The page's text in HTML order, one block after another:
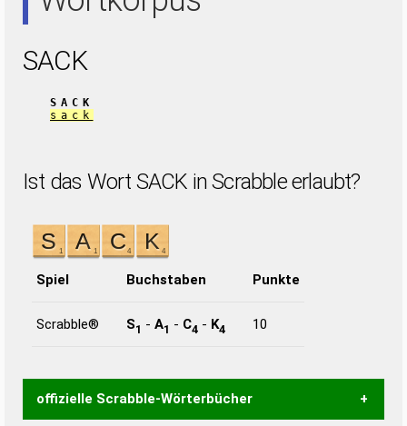
SACK
SACK
sack
Ist das Wort SACK in Scrabble erlaubt?
Spiel Buchstaben Punkte
Scrabble® S1 - A1 - C4 - K4 10
offizielle Scrabble-Wörterbücher